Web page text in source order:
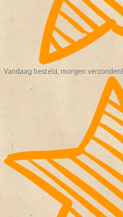
Vandaag besteld, morgen verzonden!